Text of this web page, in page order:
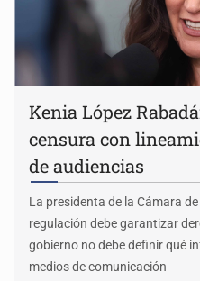
Kenia López
censura con
de audiencias
La presidenta de la Cámara
regulación debe garantizar
gobierno no debe definir qué
medios de comunicación